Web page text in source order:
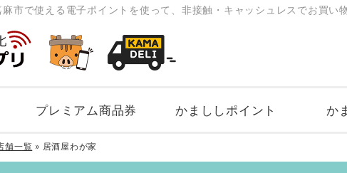
市で使える電子ポイントを使って、非接触・キャッシュレスでお買い
プレミアム商品券 かまししポイント か
舗一覧 » 居酒屋わが家